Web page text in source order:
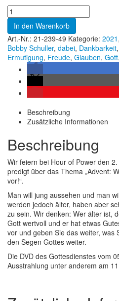
In den Warenkorb
Art.-Nr.: 21-239-49 Kategorie: 2021 ,
Bobby Schuller, dabei, Dankbarkeit,
Ermutigung, Freude, Glauben, Gott,
Beschreibung
Zusätzliche Informationen
Beschreibung
Wir feiern bei Hour of Power den
predigt über das Thema „Advent:
vor!“.
Man will jung aussehen und man
werden jedoch älter, haben aber
zu sein. Wir denken: Wer älter ist,
Gott wertvoll und er hat etwas
vor und geben Sie das weiter, was
den Segen Gottes weiter.
Die DVD des Gottesdienstes vom
Ausstrahlung unter anderem am